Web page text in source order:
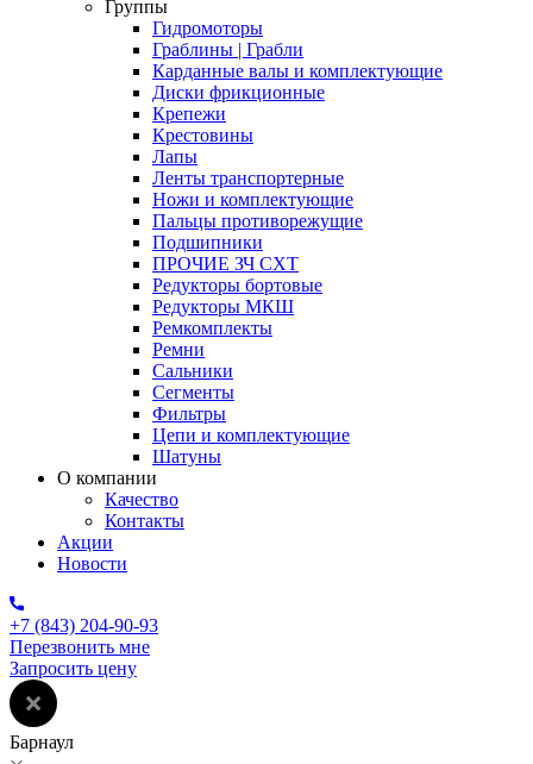
Группы
Гидромоторы
Граблины | Грабли
Карданные валы и комплектующие
Диски фрикционные
Крепежи
Крестовины
Лапы
Ленты транспортерные
Ножи и комплектующие
Пальцы противорежущие
Подшипники
ПРОЧИЕ ЗЧ СХТ
Редукторы бортовые
Редукторы МКШ
Ремкомплекты
Ремни
Сальники
Сегменты
Фильтры
Цепи и комплектующие
Шатуны
О компании
Качество
Контакты
Акции
Новости
+7 (843) 204-90-93
Перезвонить мне
Запросить цену
Барнаул